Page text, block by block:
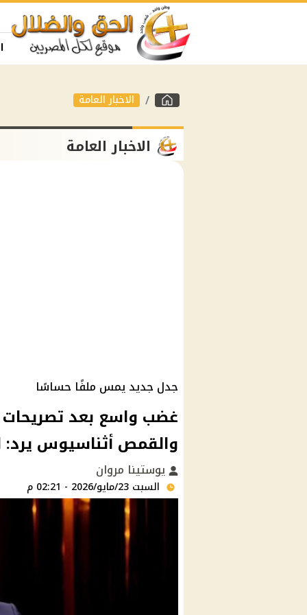
الاخبار العامة
الاخبار العامة
جدل جديد يمس ملفًا حساسًا
غضب واسع بعد تصريحات
والقمص أثناسيوس يرد:
يوستينا مروان
السبت 23/مايو/2026 - 02:21 م